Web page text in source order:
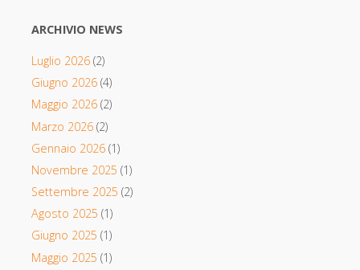
ARCHIVIO NEWS
Luglio 2026(2)
Giugno 2026(4)
Maggio 2026(2)
Marzo 2026(2)
Gennaio 2026(1)
Novembre 2025 (1)
Settembre 2025 (2)
Agosto 2025 (1)
Giugno 2025 (1)
Maggio 2025 (1)